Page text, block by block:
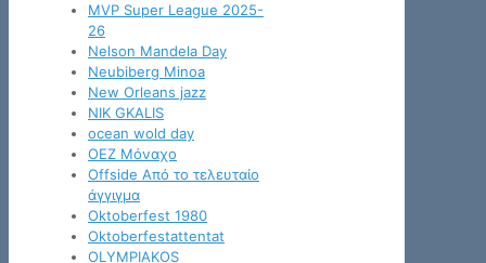
MVP Super League 2025-
26
Nelson Mandela Day
Neubiberg Minoa
New Orleans jazz
NIK GKALIS
ocean wold day
OEZ Μόναχο
Offside Από το τελευταίο
άγγιγμα
Oktoberfest 1980
Oktoberfestattentat
OLYMPIAKOS